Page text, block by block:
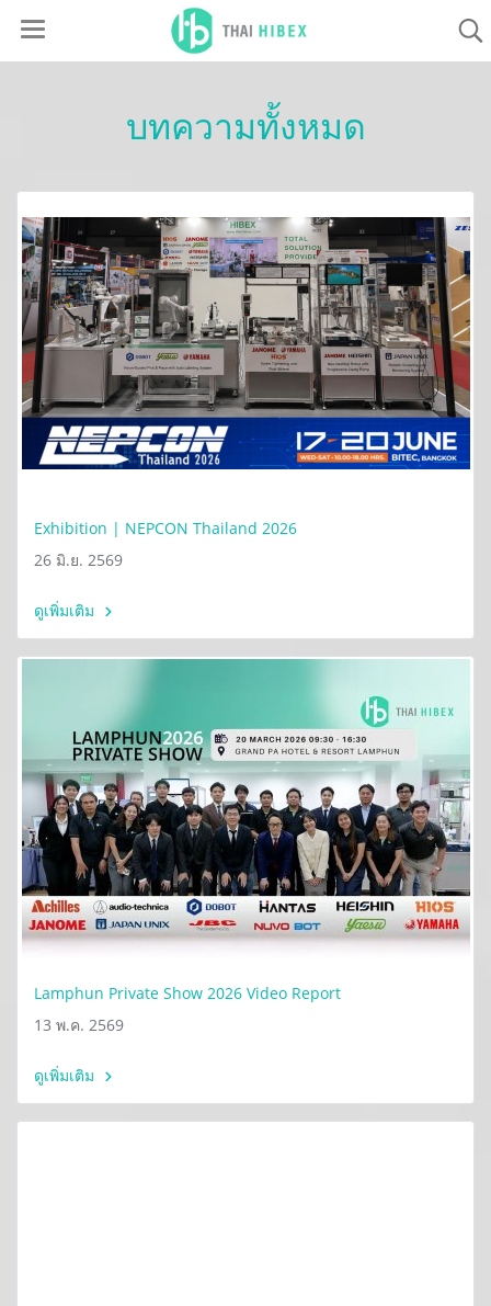
บทความทั้งหมด
Exhibition | NEPCON Thailand 2026
26 มิ.ย. 2569
ดูเพิ่มเติม
Lamphun Private Show 2026 Video Report
13 พ.ค. 2569
ดูเพิ่มเติม